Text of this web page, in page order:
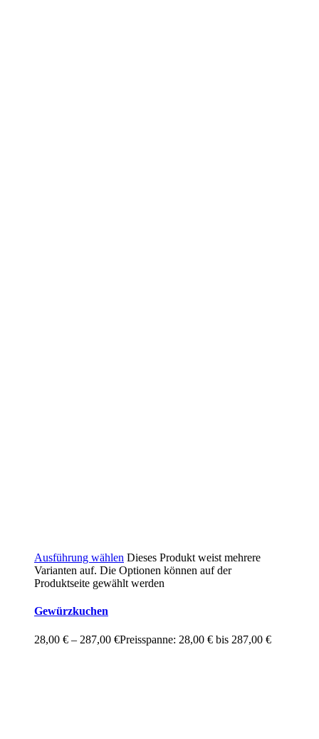
Ausführung wählen Dieses Produkt weist mehrere
Varianten auf. Die Optionen können auf der
Produktseite gewählt werden
Gewürzkuchen
28,00 € – 287,00 €Preisspanne: 28,00 € bis 287,00 €